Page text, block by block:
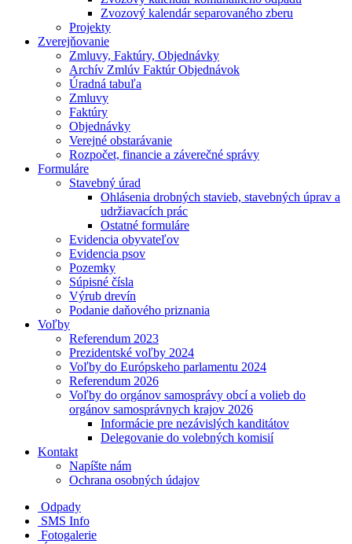
Zvozový kalendár separovaného zberu
Projekty
Zverejňovanie
Zmluvy, Faktúry, Objednávky
Archív Zmlúv Faktúr Objednávok
Úradná tabuľa
Zmluvy
Faktúry
Objednávky
Verejné obstarávanie
Rozpočet, financie a záverečné správy
Formuláre
Stavebný úrad
Ohlásenia drobných stavieb, stavebných úprav a
udržiavacích prác
Ostatné formuláre
Evidencia obyvateľov
Evidencia psov
Pozemky
Súpisné čísla
Výrub drevín
Podanie daňového priznania
Voľby
Referendum 2023
Prezidentské voľby 2024
Voľby do Európskeho parlamentu 2024
Referendum 2026
Voľby do orgánov samosprávy obcí a volieb do
orgánov samosprávnych krajov 2026
Informácie pre nezávislých kanditátov
Delegovanie do volebných komisií
Kontakt
Napíšte nám
Ochrana osobných údajov
Odpady
SMS Info
Fotogalerie